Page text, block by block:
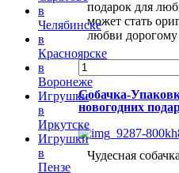
подарок для
может стать
любви дорогому
Собачка-
новогодних
Чудесная
в
Челябинске
в
Красноярске
в
Воронеже
Игрушки
в
Иркутске
Игрушки
в
Пензе